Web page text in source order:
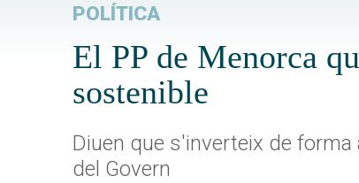
POLÍTICA
El PP de Menorca
sostenible
Diuen que s'inverteix de
del Govern